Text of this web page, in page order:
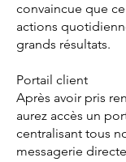
convaincue que
actions
grands résultats.
Portail client
Après avoir pris
aurez accès un
centralisant tous
messagerie